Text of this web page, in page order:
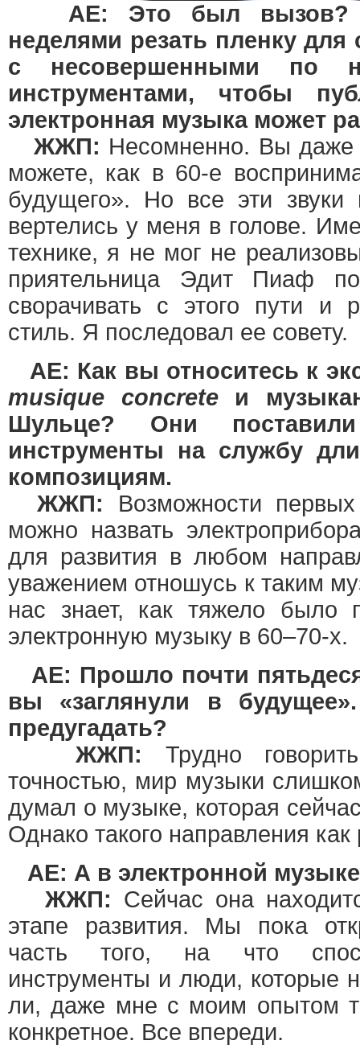
AE: Это был вызов?
неделями резать пленку для
с несовершенными по
инструментами, чтобы
электронная музыка может
ЖЖП: Несомненно. Вы даже
можете, как в 60-е
будущего». Но все эти звуки
вертелись у меня в голове.
технике, я не мог не
приятельница Эдит Пиаф
сворачивать с этого пути и
стиль. Я последовал ее совету.
AE: Как вы относитесь к
musique concreteи
Шульце? Они
инструменты на службу
композициям.
ЖЖП: Возможности
можно назвать
для развития в любом
уважением отношусь к таким
нас знает, как тяжело было
электронную музыку в 60–70-х.
AE: Прошло почти
вы «заглянули в
предугадать?
ЖЖП:
Трудно
точностью, мир музыки
думал о музыке, которая
Однако такого направления
AE: А в электронной
ЖЖП: Сейчас она
этапе развития. Мы пока
часть того, на что
инструменты и люди, которые
ли, даже мне с моим опытом
конкретное. Все впереди.